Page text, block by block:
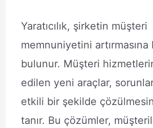
Yaratıcılık, şirketin müşteri
memnuniyetini artırmasına
bulunur. Müşteri
edilen yeni araçlar,
etkili bir şekilde
tanır. Bu çözümler,